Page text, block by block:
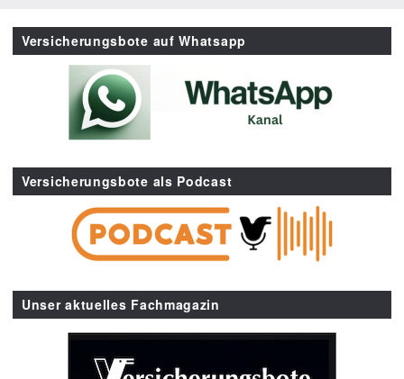
Versicherungsbote auf Whatsapp
Versicherungsbote als Podcast
Unser aktuelles Fachmagazin